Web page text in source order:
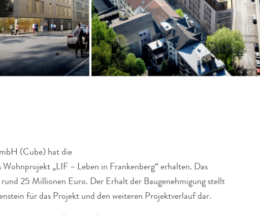
(Cube) hat die
Wohnprojekt „LIF – Leben in Frankenberg“ erhalten. Das
25 Millionen Euro. Der Erhalt der Baugenehmigung stellt
für das Projekt und den weiteren Projektverlauf dar.